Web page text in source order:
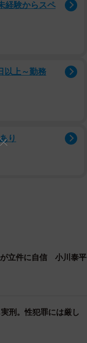
」「出張マッサージと
りわけ性犯罪の場合、
傾向が見られる。この
経験からスペ
以上～勤務
り
立件に自信 小川泰平
刑。性犯罪には厳し